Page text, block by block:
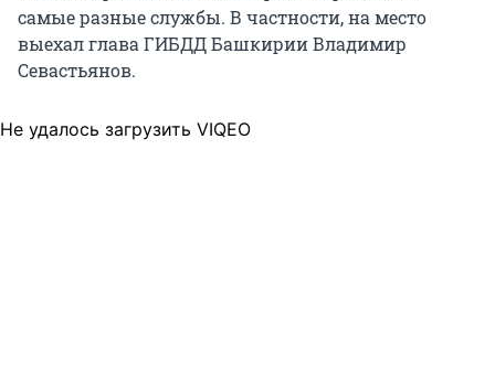
самые разные службы. В частности, на место
выехал глава ГИБДД Башкирии Владимир
Севастьянов.
Не удалось загрузить VIQEO